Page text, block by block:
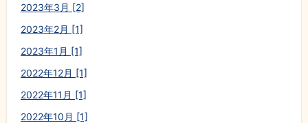
2023年3月 [2]
2023年2月 [1]
2023年1月 [1]
2022年12月 [1]
2022年11月 [1]
2022年10月 [1]